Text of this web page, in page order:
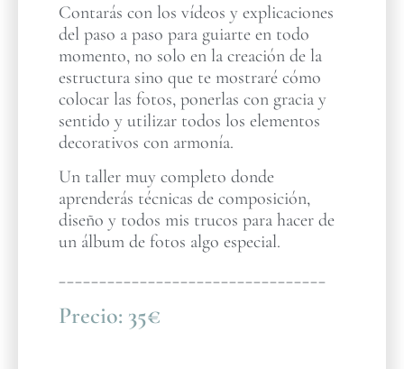
Contarás con los vídeos y explicaciones
del paso a paso para guiarte en todo
momento, no solo en la creación de la
estructura sino que te mostraré cómo
colocar las fotos, ponerlas con gracia y
sentido y utilizar todos los elementos
decorativos con armonía.
Un taller muy completo donde
aprenderás técnicas de composición,
diseño y todos mis trucos para hacer de
un álbum de fotos algo especial.
_________________________________
Precio: 35€